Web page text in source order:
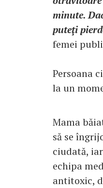
minute.
puteţi
femei
Persoana
la un
Mama
să se
ciudată,
echipa
antitoxic,